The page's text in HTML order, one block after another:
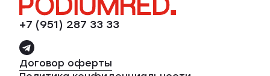
+7 (951) 287 33 33
Договор оферты